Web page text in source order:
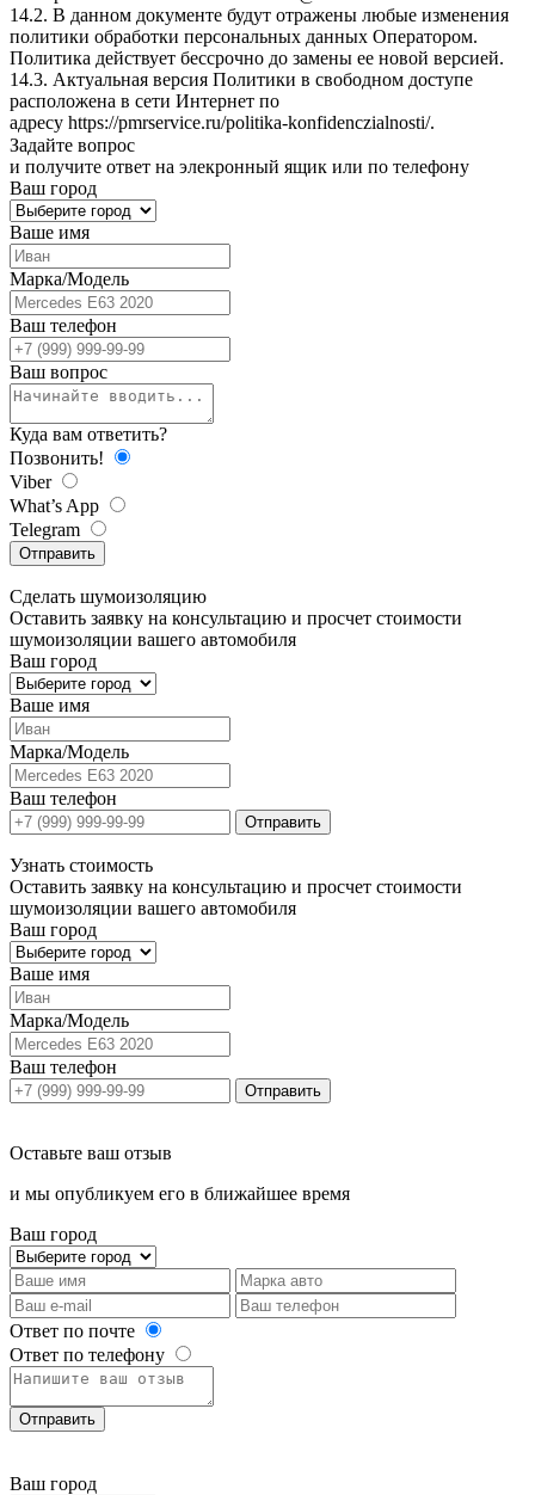
14.2. В данном документе будут отражены любые изменения
политики обработки персональных данных Оператором.
Политика действует бессрочно до замены ее новой версией.
14.3. Актуальная версия Политики в свободном доступе
расположена в сети Интернет по
адресу https://pmrservice.ru/politika-konfidenczialnosti/.
Задайте вопрос
и получите ответ на элекронный ящик или по телефону
Ваш город
Ваше имя
Марка/Модель
Ваш телефон
Ваш вопрос
Куда вам ответить?
Позвонить!
Viber
What’s App
Telegram
Отправить
Сделать шумоизоляцию
Оставить заявку на консультацию и просчет стоимости
шумоизоляции вашего автомобиля
Ваш город
Ваше имя
Марка/Модель
Ваш телефон
Отправить
Узнать стоимость
Оставить заявку на консультацию и просчет стоимости
шумоизоляции вашего автомобиля
Ваш город
Ваше имя
Марка/Модель
Ваш телефон
Отправить
Оставьте ваш отзыв
и мы опубликуем его в ближайшее время
Ваш город
Ответ по почте
Ответ по телефону
Отправить
Ваш город